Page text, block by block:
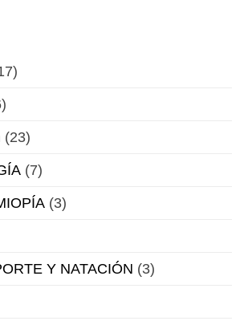
(23)
(7)
(3)
Y NATACIÓN (3)